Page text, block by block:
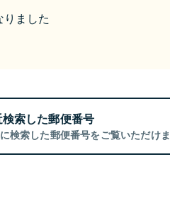
ました
索した郵便番号
検索した郵便番号をご覧いただけま